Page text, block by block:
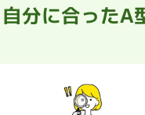
分に合ったA